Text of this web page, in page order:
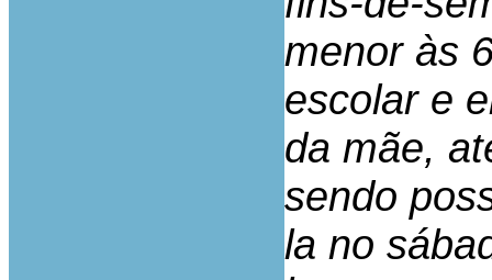
menor às
escolar e
da mãe,
sendo
la no